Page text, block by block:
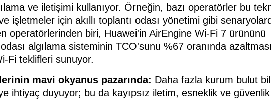
ve iletişimi kullanıyor. Örneğin, bazı operatörler bu
işletmeler için akıllı toplantı odası yönetimi gibi
operatörlerinden biri, Huawei'in AirEngine Wi-Fi 7 ürününü
algılama sisteminin TCO'sunu %67 oranında
Fi teklifleri sunuyor.
mavi okyanus pazarında: Daha fazla kurum bulut
ihtiyaç duyuyor; bu da kayıpsız iletim, esneklik ve